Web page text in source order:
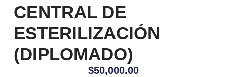
CENTRAL DE
ESTERILIZACIÓN
(DIPLOMADO)
$50,000.00